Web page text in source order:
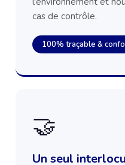
cas de contrôle.
100% traçable &
🤝
Un seul